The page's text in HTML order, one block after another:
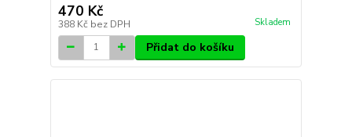
470 Kč
388 Kč bez DPH Skladem
Přidat do košíku